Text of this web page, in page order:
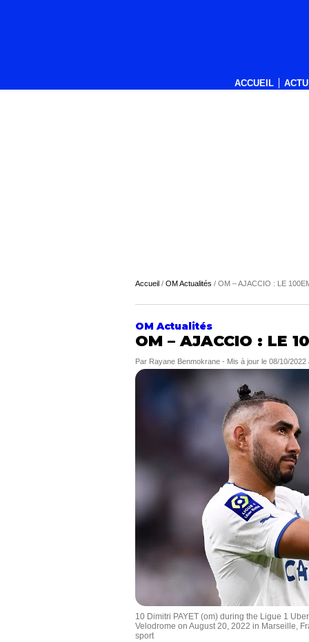
ACCUEIL
Accueil / OM Actualités / OM – AJACCIO : LE
OM Actualités
OM – AJACCIO : LE
Par Rayane Benmokrane - Mis à jour le 08/10/2022
10 Dimitri PAYET (om) during the Ligue 1
Velodrome on August 20, 2022 in Marseille,
sport